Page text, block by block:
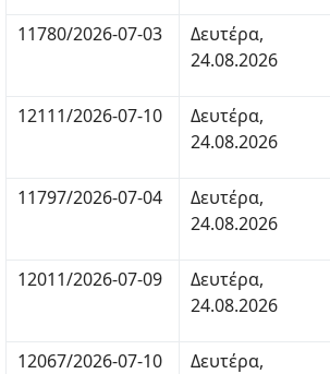
11780/2026-07-03
Δευτέρα,
24.08.2026
12111/2026-07-10
Δευτέρα,
24.08.2026
11797/2026-07-04
Δευτέρα,
24.08.2026
12011/2026-07-09
Δευτέρα,
24.08.2026
12067/2026-07-10
Δευτέρα,